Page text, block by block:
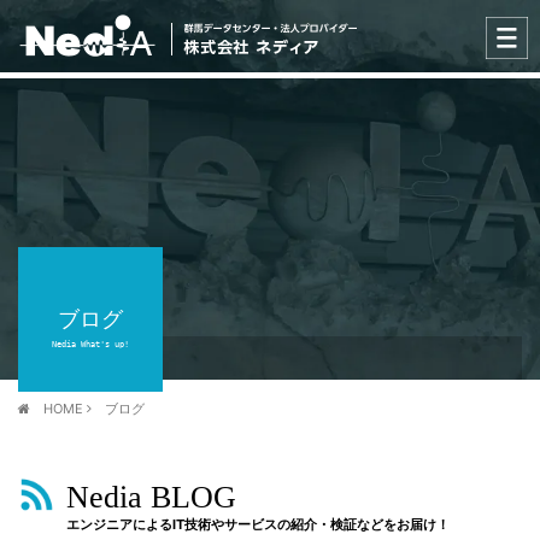
ブログ
Nedia What's up!
HOME ブログ
Nedia BLOG
エンジニアによるIT技術やサービスの紹介・検証などをお届け！